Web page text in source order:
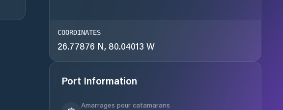
COORDINATES
26.77876 N, 80.04013 W
Port Information
Amarrages pour catamarans